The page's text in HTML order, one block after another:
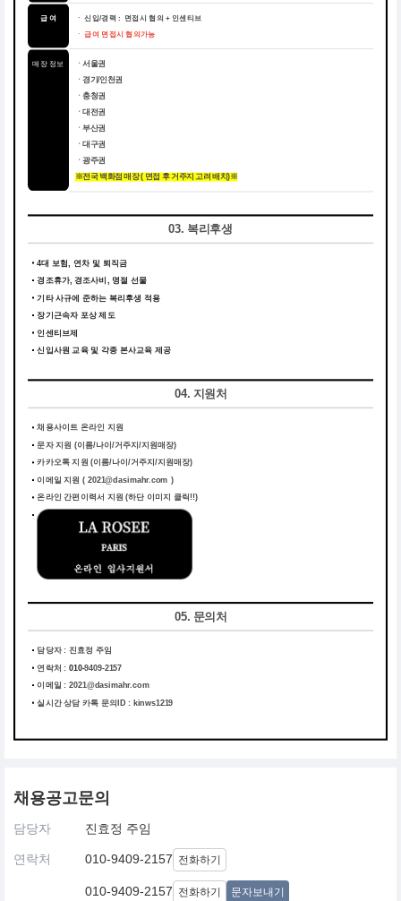
급 여 ㆍ 신입/경력 : 면접시 협의 + 인센티브
ㆍ 급여 면접시 협의가능
매장 정보 ㆍ서울권
ㆍ경기/인천권
ㆍ충청권
ㆍ대전권
ㆍ부산권
ㆍ대구권
ㆍ광주권
※전국 백화점 매장 ( 면접 후 거주지 고려 배치)※
03. 복리후생
4대 보험, 연차 및 퇴직금
경조휴가, 경조사비, 명절 선물
기타 사규에 준하는 복리후생 적용
장기근속자 포상 제도
인센티브제
신입사원 교육 및 각종 본사교육 제공
04. 지원처
채용사이트 온라인 지원
문자 지원 (이름/나이/거주지/지원매장)
카카오톡 지원 (이름/나이/거주지/지원매장)
이메일 지원 ( 2021@dasimahr.com )
온라인 간편이력서 지원 (하단 이미지 클릭!!)
05. 문의처
담당자 : 진효정 주임
연락처 :010-9409-2157
이메일 :2021@dasimahr.com
실시간 상담 카톡 문의ID : kinws1219
채용공고문의
담당자 진효정 주임
연락처 010-9409-2157 전화하기
010-9409-2157 전화하기 문자보내기